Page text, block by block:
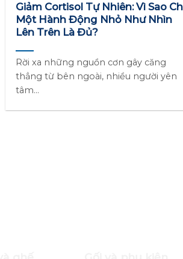
Giảm Cortisol Tự Nhiên: Vì Sao
Một Hành Động Nhỏ Như Nhìn
Lên Trên Là Đủ?
Rời xa những nguồn cơn gây căng
thẳng từ bên ngoài, nhiều người yên
tâm...